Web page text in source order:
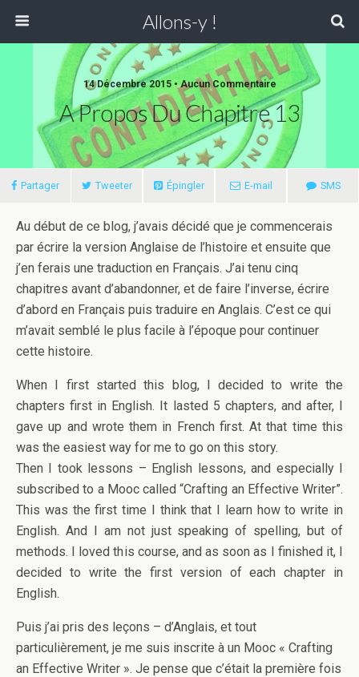
Allons-y !
14 Décembre 2015 • Aucun Commentaire
A Propos Du Chapitre 13
Partager Tweeter Épingler E-mail SMS
Au début de ce blog, j’avais décidé que je commencerais
par écrire la version Anglaise de l’histoire et ensuite que
j’en ferais une traduction en Français. J’ai tenu cinq
chapitres avant d’abandonner, et de faire l’inverse, écrire
d’abord en Français puis traduire en Anglais. C’est ce qui
m’avait semblé le plus facile à l’époque pour continuer
cette histoire.
When I first started this blog, I decided to write the
chapters first in English. It lasted 5 chapters, and after, I
gave up and wrote them in French first. At that time this
was the easiest way for me to go on this story.
Then I took lessons – English lessons, and especially I
subscribed to a Mooc called “Crafting an Effective Writer”.
This was the first time I think that I learn how to write in
English. And I am not just speaking of spelling, but of
methods. I loved this course, and as soon as I finished it, I
decided to write the first version of each chapter in
English.
Puis j’ai pris des leçons – d’Anglais, et tout
particulièrement, je me suis inscrite à un Mooc « Crafting
an Effective Writer ». Je pense que c’était la première fois